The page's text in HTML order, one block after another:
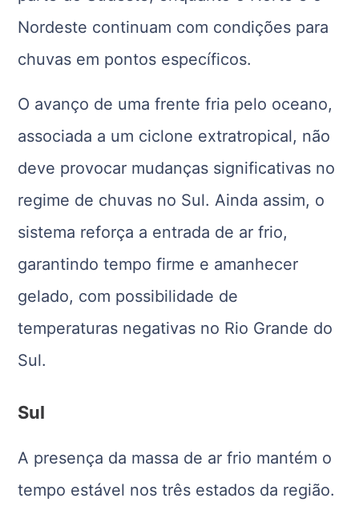
Nordeste continuam com condições para
chuvas em pontos específicos.
O avanço de uma frente fria pelo oceano,
associada a um ciclone extratropical, não
deve provocar mudanças significativas no
regime de chuvas no Sul. Ainda assim, o
sistema reforça a entrada de ar frio,
garantindo tempo firme e amanhecer
gelado, com possibilidade de
temperaturas negativas no Rio Grande do
Sul.
Sul
A presença da massa de ar frio mantém o
tempo estável nos três estados da região.